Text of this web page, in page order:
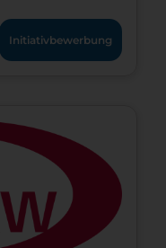
Initiativbewerbung